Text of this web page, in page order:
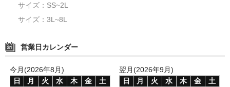
サイズ：SS~2L
サイズ：3L~8L
営業日カレンダー
今月(2026年8月)
日
月 火 水 木 金
土
翌月(2026年9月)
日
月 火 水 木 金
土